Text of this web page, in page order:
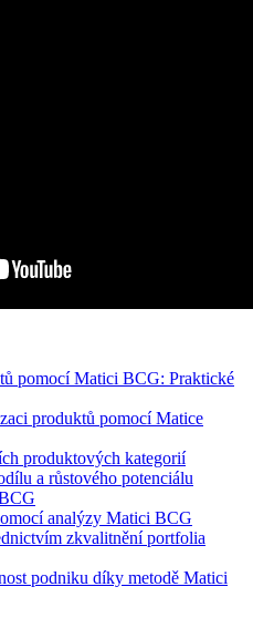
pomocí Matici BCG: Praktické
produktů pomocí Matice
produktových kategorií
a růstového potenciálu
analýzy Matici BCG
zkvalitnění portfolia
podniku díky metodě Matici